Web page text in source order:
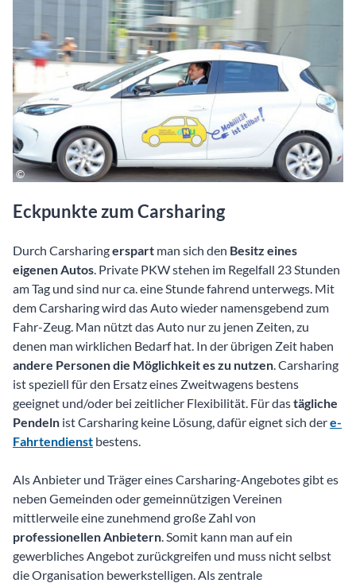
Eckpunkte zum Carsharing
Durch Carsharingerspart man sich den Besitz eines
eigenen Autos. Private PKW stehen im Regelfall 23 Stunden
am Tag und sind nur ca. eine Stunde fahrend unterwegs. Mit
dem Carsharing wird das Auto wieder namensgebend zum
Fahr-Zeug. Man nützt das Auto nur zu jenen Zeiten, zu
denen man wirklichen Bedarf hat. In der übrigen Zeit haben
andere Personen die Möglichkeit es zu nutzen. Carsharing
ist speziell für den Ersatz eines Zweitwagens bestens
geeignet und/oder bei zeitlicher Flexibilität. Für dastägliche
Pendeln ist Carsharing keine Lösung, dafür eignet sich dere-
Fahrtendienst bestens.
Als Anbieter und Träger eines Carsharing-Angebotes gibt es
neben Gemeinden oder gemeinnützigen Vereinen
mittlerweile eine zunehmend große Zahl von
professionellen Anbietern. Somit kann man auf ein
gewerbliches Angebot zurückgreifen und muss nicht selbst
die Organisation bewerkstelligen. Als zentrale